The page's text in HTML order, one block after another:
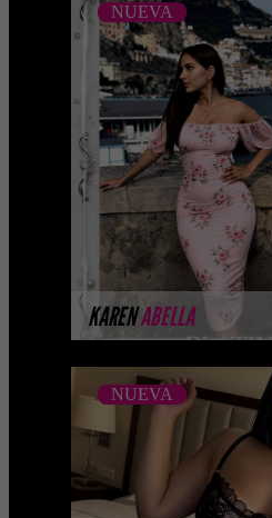
KARENABELLA
NUEVA
KAREN ABELLA -
CATALAGO PLATINO
__ Platinum Esta
nuestro Catálogo
Selección privada de
nivel de belleza y perf
MÁS
NUEVA
MARCELA PELAEZ
Próximamente....
modelos aún no tienen